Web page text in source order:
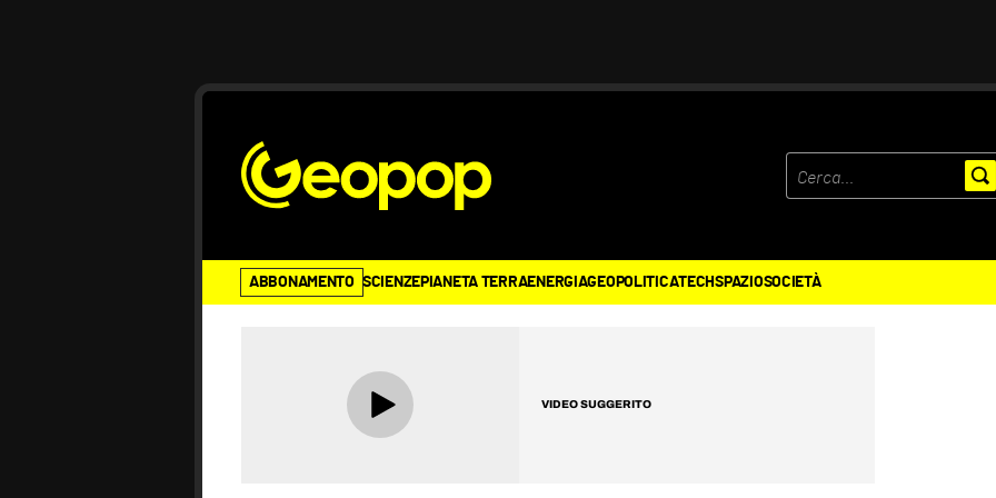
ABBONAMENTO SCIENZEPIANETA TERRAENERGIAGEOPOLITICATECHSPAZIOSOCIETÀ
VIDEO SUGGERITO